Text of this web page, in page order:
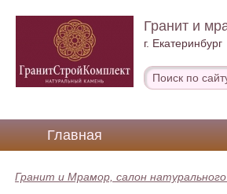
Гранит и
г. Екатеринбург
Главная
Гранит и Мрамор, салон